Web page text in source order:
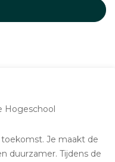
Hogeschool
Je maakt de
duurzamer. Tijdens de